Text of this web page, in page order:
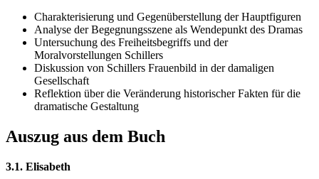
Charakterisierung und Gegenüberstellung der Hauptfiguren
Analyse der Begegnungsszene als Wendepunkt des Dramas
Untersuchung des Freiheitsbegriffs und der
Moralvorstellungen Schillers
Diskussion von Schillers Frauenbild in der damaligen
Gesellschaft
Reflektion über die Veränderung historischer Fakten für die
dramatische Gestaltung
Auszug aus dem Buch
3.1. Elisabeth